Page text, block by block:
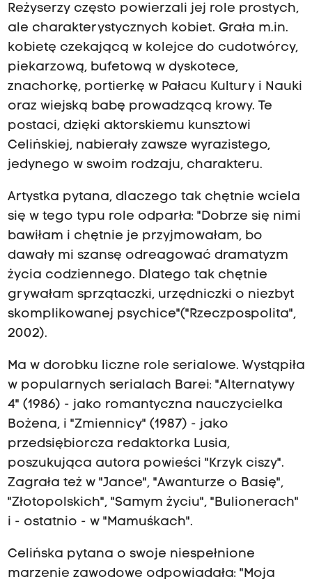
Reżyserzy często powierzali jej role prostych,
ale charakterystycznych kobiet. Grała m.in.
kobietę czekającą w kolejce do cudotwórcy,
piekarzową, bufetową w dyskotece,
znachorkę, portierkę w Pałacu Kultury i Nauki
oraz wiejską babę prowadzącą krowy. Te
postaci, dzięki aktorskiemu kunsztowi
Celińskiej, nabierały zawsze wyrazistego,
jedynego w swoim rodzaju, charakteru.
Artystka pytana, dlaczego tak chętnie wciela
się w tego typu role odparła: "Dobrze się nimi
bawiłam i chętnie je przyjmowałam, bo
dawały mi szansę odreagować dramatyzm
życia codziennego. Dlatego tak chętnie
grywałam sprzątaczki, urzędniczki o niezbyt
skomplikowanej psychice"("Rzeczpospolita",
2002).
Ma w dorobku liczne role serialowe. Wystąpiła
w popularnych serialach Barei: "Alternatywy
4" (1986) - jako romantyczna nauczycielka
Bożena, i "Zmiennicy" (1987) - jako
przedsiębiorcza redaktorka Lusia,
poszukująca autora powieści "Krzyk ciszy".
Zagrała też w "Jance", "Awanturze o Basię",
"Złotopolskich", "Samym życiu", "Bulionerach"
i - ostatnio - w "Mamuśkach".
Celińska pytana o swoje niespełnione
marzenie zawodowe odpowiadała: "Moja